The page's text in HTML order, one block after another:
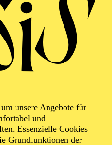
unsere Angebote für
und
Essenzielle Cookies
Grundfunktionen der